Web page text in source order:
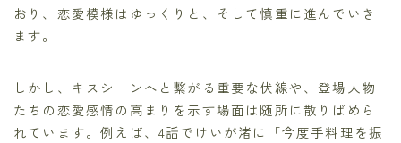
おり、恋愛模様はゆっくりと、そして慎重に進んでいき
ます。
しかし、キスシーンへと繋がる重要な伏線や、登場人物
たちの恋愛感情の高まりを示す場面は随所に散りばめら
れています。例えば、4話でけいが渚に「今度手料理を振